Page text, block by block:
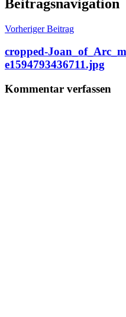
Beitragsnavigation
Vorheriger Beitrag
cropped-
e1594793436711.jpg
Kommentar verfassen